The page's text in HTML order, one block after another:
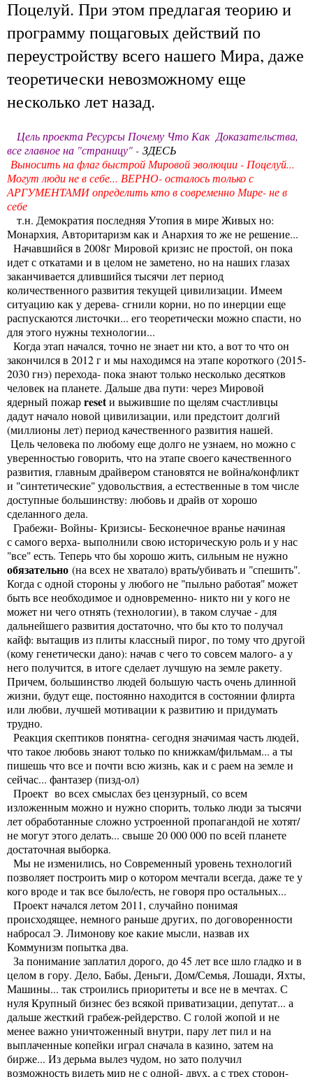
Поцелуй. При этом предлагая теорию и
программу пощаговых действий по
переустройству всего нашего Мира, даже
теоретически невозможному еще
несколько лет назад.
Цель проекта Ресурсы Почему Что Как Доказательства,
все главное на "страницу" - ЗДЕСЬ
Выносить на флаг быстрой Мировой эволюции - Поцелуй...
Могут люди не в себе... ВЕРНО- осталось только с
АРГУМЕНТАМИ определить кто в современно Мире- не в
себе
т.н. Демократия последняя Утопия в мире Живых но:
Монархия, Авторитаризм как и Анархия то же не решение...
Начавшийся в 2008г Мировой кризис не простой, он пока
идет с откатами и в целом не заметено, но на наших глазах
заканчивается длившийся тысячи лет период
количественного развития текущей цивилизации. Имеем
ситуацию как у дерева- сгнили корни, но по инерции еще
распускаются листочки... его теоретически можно спасти, но
для этого нужны технологии...
Когда этап начался, точно не знает ни кто, а вот то что он
закончился в 2012 г и мы находимся на этапе короткого (2015-
2030 гнэ) перехода- пока знают только несколько десятков
человек на планете. Дальше два пути: через Мировой
ядерный пожарresetи выжившие по щелям счастливцы
дадут начало новой цивилизации, или предстоит долгий
(миллионы лет) период качественного развития нашей.
Цель человека по любому еще долго не узнаем, но можно с
уверенностью говорить, что на этапе своего качественного
развития, главным драйвером становятся не война/конфликт
и "синтетические" удовольствия, а естественные в том числе
доступные большинству: любовь и драйв от хорошо
сделанного дела.
Грабежи- Войны- Кризисы- Бесконечное вранье начиная
с самого верха- выполнили свою историческую роль и у нас
"все" есть. Теперь что бы хорошо жить, сильным не нужно
обязательно (на всех не хватало) врать/убивать и "спешить".
Когда с одной стороны у любого не "пыльно работая" может
быть все необходимое и одновременно- никто ни у кого не
может ни чего отнять (технологии), в таком случае - для
дальнейшего развития достаточно, что бы кто то получал
кайф: вытащив из плиты классный пирог, по тому что другой
(кому генетически дано): начав с чего то совсем малого- а у
него получится, в итоге сделает лучшую на земле ракету.
Причем, большинство людей большую часть очень длинной
жизни, будут еще, постоянно находится в состоянии флирта
или любви, лучшей мотивации к развитию и придумать
трудно.
Реакция скептиков понятна- сегодня значимая часть людей,
что такое любовь знают только по книжкам/фильмам... а ты
пишешь что все и почти всю жизнь, как и с раем на земле и
сейчас... фантазер (пизд-ол)
Проект во всех смыслах без цензурный, со всем
изложенным можно и нужно спорить, только люди за тысячи
лет обработанные сложно устроенной пропагандой не хотят/
не могут этого делать... свыше 20 000 000 по всей планете
достаточная выборка.
Мы не изменились, но Современный уровень технологий
позволяет построить мир о котором мечтали всегда, даже те у
кого вроде и так все было/есть, не говоря про остальных...
Проект начался летом 2011, случайно понимая
происходящее, немного раньше других, по договоренности
набросал Э. Лимонову кое какие мысли, назвав их
Коммунизм попытка два.
За понимание заплатил дорого, до 45 лет все шло гладко и в
целом в гору. Дело, Бабы, Деньги, Дом/Семья, Лошади, Яхты,
Машины... так строились приоритеты и все не в мечтах. С
нуля Крупный бизнес без всякой приватизации, депутат... а
дальше жесткий грабеж-рейдерство. С голой жопой и не
менее важно уничтоженный внутри, пару лет пил и на
выплаченные копейки играл сначала в казино, затем на
бирже... Из дерьма вылез чудом, но зато получил
возможность видеть мир не с одной- двух, а с трех сторон-